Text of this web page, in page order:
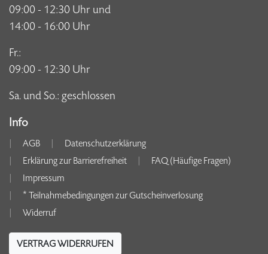
09:00 - 12:30 Uhr und
14:00 - 16:00 Uhr
Fr.:
09:00 - 12:30 Uhr
Sa. und So.: geschlossen
Info
AGB
Datenschutzerklärung
Erklärung zur Barrierefreiheit
FAQ (Häufige Fragen)
Impressum
* Teilnahmebedingungen zur Gutscheinverlosung
Widerruf
VERTRAG WIDERRUFEN